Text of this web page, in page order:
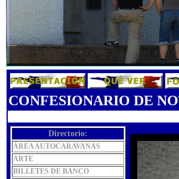
CONFESIONARIO DE
Directorio:
ÁREA AUTOCARAVANAS
ARTE
BILLETES DE BANCO